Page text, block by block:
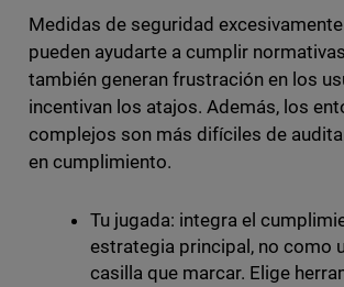
Medidas de seguridad
pueden ayudarte a cumplir
también generan frustración en los
incentivan los atajos. Además, los
complejos son más difíciles de
en cumplimiento.
Tu jugada: integra el
estrategia principal, no como
casilla que marcar. Elige